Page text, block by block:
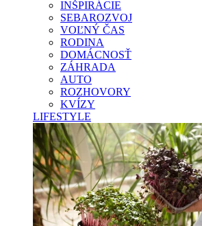
INŠPIRÁCIE
SEBAROZVOJ
VOĽNÝ ČAS
RODINA
DOMÁCNOSŤ
ZÁHRADA
AUTO
ROZHOVORY
KVÍZY
LIFESTYLE